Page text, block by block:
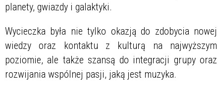
planety, gwiazdy i galaktyki.
Wycieczka była nie tylko okazją do zdobycia nowej
wiedzy oraz kontaktu z kulturą na najwyższym
poziomie, ale także szansą do integracji grupy oraz
rozwijania wspólnej pasji, jaką jest muzyka.